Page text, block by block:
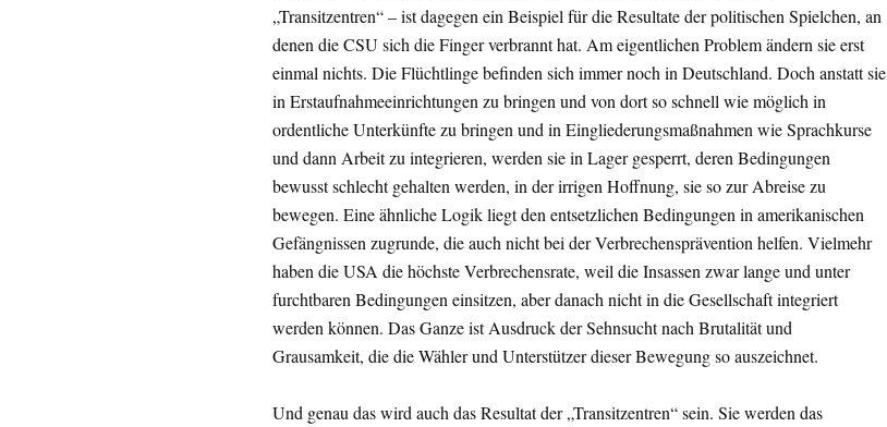
„Transitzentren“ – ist dagegen ein Beispiel für die Resultate der politischen Spielchen, an
denen die CSU sich die Finger verbrannt hat. Am eigentlichen Problem ändern sie erst
einmal nichts. Die Flüchtlinge befinden sich immer noch in Deutschland. Doch anstatt sie
in Erstaufnahmeeinrichtungen zu bringen und von dort so schnell wie möglich in
ordentliche Unterkünfte zu bringen und in Eingliederungsmaßnahmen wie Sprachkurse
und dann Arbeit zu integrieren, werden sie in Lager gesperrt, deren Bedingungen
bewusst schlecht gehalten werden, in der irrigen Hoffnung, sie so zur Abreise zu
bewegen. Eine ähnliche Logik liegt den entsetzlichen Bedingungen in amerikanischen
Gefängnissen zugrunde, die auch nicht bei der Verbrechensprävention helfen. Vielmehr
haben die USA die höchste Verbrechensrate, weil die Insassen zwar lange und unter
furchtbaren Bedingungen einsitzen, aber danach nicht in die Gesellschaft integriert
werden können. Das Ganze ist Ausdruck der Sehnsucht nach Brutalität und
Grausamkeit, die die Wähler und Unterstützer dieser Bewegung so auszeichnet.
Und genau das wird auch das Resultat der „Transitzentren“ sein. Sie werden das